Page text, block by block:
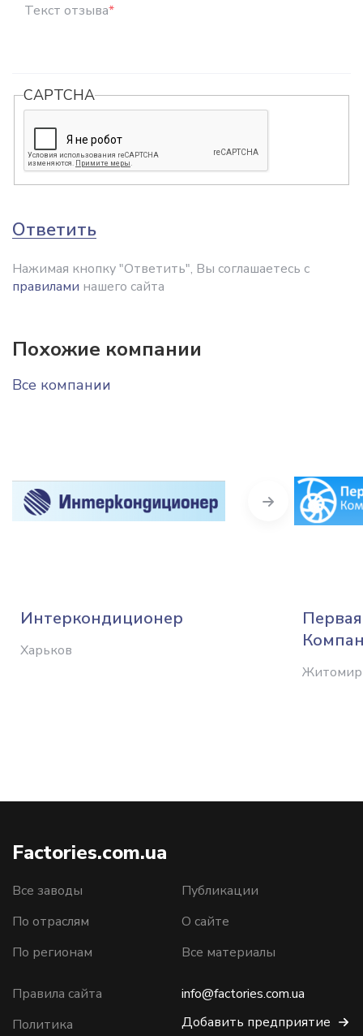
Текст отзыва*
CAPTCHA
Ответить
Нажимая кнопку "Ответить", Вы соглашаетесь с
правилами нашего сайта
Похожие компании
Все компании
Интеркондиционер
Харьков
Житомир
Next
Factories.com.ua
Все заводы
По отраслям
По регионам
Публикации
О сайте
Все материалы
Правила сайта
Политика
info@factories.com.ua
Добавить предприятие